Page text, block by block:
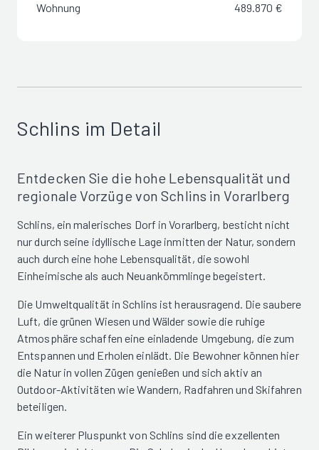
Wohnung 489.870 €
Schlins im Detail
Entdecken Sie die hohe Lebensqualität und
regionale Vorzüge von Schlins in Vorarlberg
Schlins, ein malerisches Dorf in Vorarlberg, besticht nicht
nur durch seine idyllische Lage inmitten der Natur, sondern
auch durch eine hohe Lebensqualität, die sowohl
Einheimische als auch Neuankömmlinge begeistert.
Die Umweltqualität in Schlins ist herausragend. Die saubere
Luft, die grünen Wiesen und Wälder sowie die ruhige
Atmosphäre schaffen eine einladende Umgebung, die zum
Entspannen und Erholen einlädt. Die Bewohner können hier
die Natur in vollen Zügen genießen und sich aktiv an
Outdoor-Aktivitäten wie Wandern, Radfahren und Skifahren
beteiligen.
Ein weiterer Pluspunkt von Schlins sind die exzellenten